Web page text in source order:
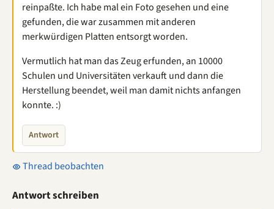
reinpaßte. Ich habe mal ein Foto gesehen und eine
gefunden, die war zusammen mit anderen
merkwürdigen Platten entsorgt worden.
Vermutlich hat man das Zeug erfunden, an 10000
Schulen und Universitäten verkauft und dann die
Herstellung beendet, weil man damit nichts anfangen
konnte. :)
Antwort
Thread beobachten
Antwort schreiben